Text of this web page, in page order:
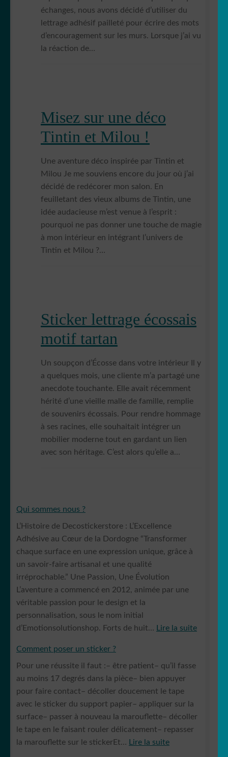
échanges, nous avons décidé d’utiliser du
lettrage adhésif pailleté pour écrire des mots
d’encouragement sur les murs. Lorsque j’ai vu
la réaction de…
Misez sur une déco
Tintin et Milou !
Une aventure déco inspirée par Tintin et
Milou Je me souviens encore du jour où j’ai
décidé de redécorer mon salon. En
feuilletant des vieux albums de Tintin, une
idée audacieuse m’est venue à l’esprit :
pourquoi ne pas donner une touche de magie
à mon intérieur en intégrant l’univers de
Tintin et Milou ?…
Sticker lettrage écossais
motif tartan
Un soupçon d’Écosse dans votre intérieur Il y
a quelques mois, une cliente m’a partagé une
anecdote touchante. Elle avait récemment
hérité d’une vieille malle de famille, remplie
de souvenirs écossais. Pour rendre hommage
à ses racines, elle souhaitait intégrer un
mobilier moderne tout en gardant un lien
avec son héritage. C’est alors qu’elle a…
Qui sommes nous ?
L’Histoire de Decostickerstore : L’Excellence
Adhésive au Cœur de la Dordogne “Transformer
chaque surface en une expression unique, grâce à
un savoir-faire artisanal et une qualité
irréprochable.” Une Passion, Une Évolution
L’aventure a commencé en 2012, animée par une
véritable passion pour le design et la
personnalisation, sous le nom initial
d’Emotionsolutionshop. Forts de huit…
Lire la suite:
Comment poser un sticker ?
Pour une réussite il faut :– être patient– qu’il fasse
au moins 17 degrés dans la pièce– bien appuyer
pour faire contact– décoller doucement le tape
avec le sticker du support papier– appliquer sur la
surface– passer à nouveau la marouflette– décoller
le tape en le faisant rouler délicatement– repasser
la marouflette sur le stickerEt…
Lire la suite: